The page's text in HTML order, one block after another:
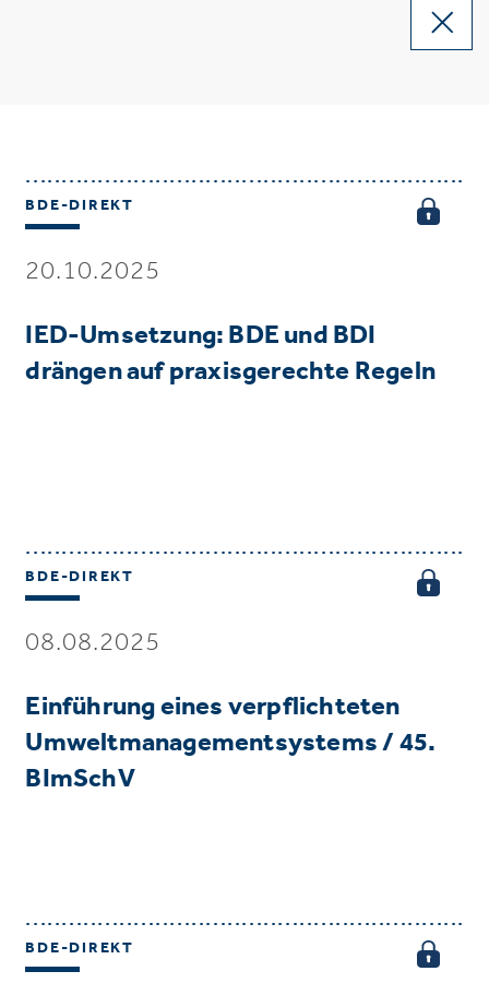
BDE-DIREKT
20.10.2025
IED-Umsetzung: BDE und BDI
drängen auf praxisgerechte Regeln
BDE-DIREKT
08.08.2025
Einführung eines verpflichteten
Umweltmanagementsystems / 45.
BImSchV
BDE-DIREKT